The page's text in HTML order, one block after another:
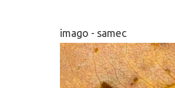
imago - samec